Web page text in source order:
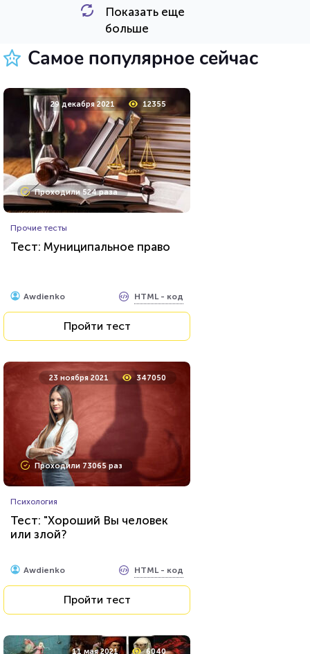
HTML - код
5 октября 2021 27256
Проходили 9707 раз
Тест на уникальность: "Что
Вы видите первым?"
Пройти тест
9 августа 2021
Проходили 7463 раза
Тест: Мизантроп ли вы?
Пройти тест
4 февраля 2022 114956
Показать еще
больше
Самое популярное сейчас
29 декабря 2021 12355
Проходили 524 раза
Прочие тесты
Тест: Муниципальное право
Awdienko HTML - код
Пройти тест
23 ноября 2021 347050
Проходили 73065 раз
Психология
Тест: "Хороший Вы человек
или злой?
Awdienko HTML - код
Пройти тест
11 мая 2021 6040